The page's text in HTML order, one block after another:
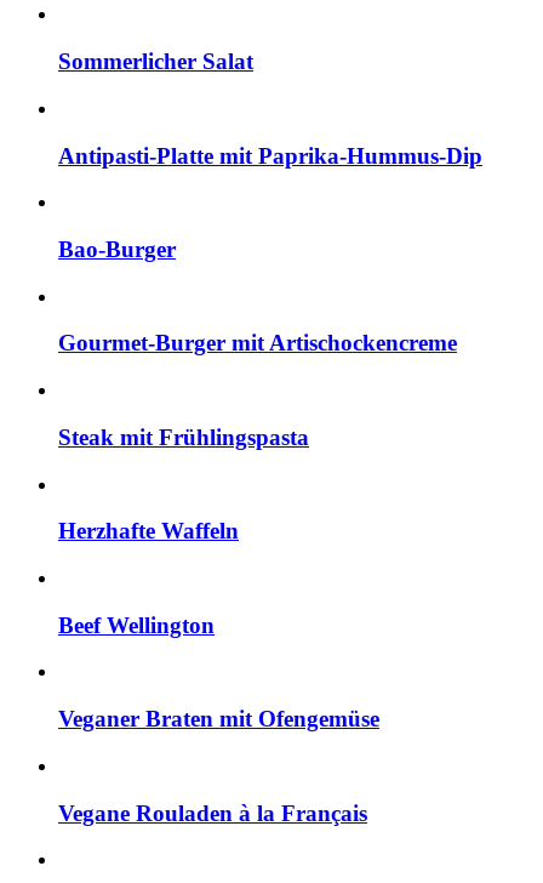
Sommerlicher Salat
Antipasti-Platte mit Paprika-Hummus-Dip
Bao-Burger
Gourmet-Burger mit Artischockencreme
Steak mit Frühlingspasta
Herzhafte Waffeln
Beef Wellington
Veganer Braten mit Ofengemüse
Vegane Rouladen à la Français